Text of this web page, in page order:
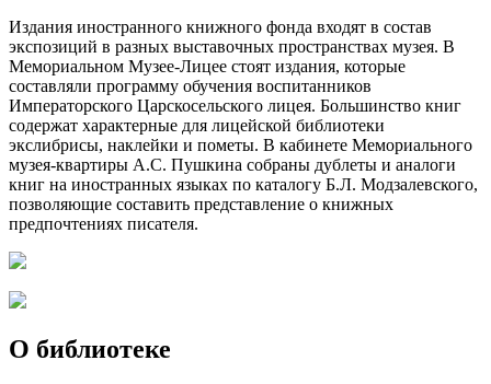
Издания иностранного книжного фонда входят в состав
экспозиций в разных выставочных пространствах музея. В
Мемориальном Музее-Лицее стоят издания, которые
составляли программу обучения воспитанников
Императорского Царскосельского лицея. Большинство книг
содержат характерные для лицейской библиотеки
экслибрисы, наклейки и пометы. В кабинете Мемориального
музея-квартиры А.С. Пушкина собраны дублеты и аналоги
книг на иностранных языках по каталогу Б.Л. Модзалевского,
позволяющие составить представление о книжных
предпочтениях писателя.
О библиотеке